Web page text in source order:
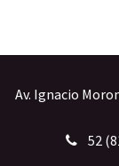
Av. Ignacio
52